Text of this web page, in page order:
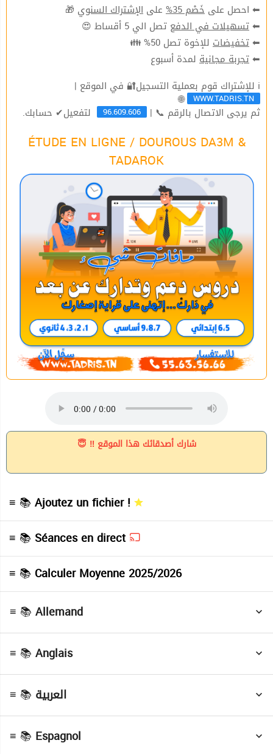
⬅ احصل على خَصْم 35% على الإشتراك السنوي 🎁
⬅تسهيلات في الدفع تصل الي 5 أقساط 😍
⬅تخفيضات للإخوة تصل 50% 👪
⬅تجربة مجانية لمدة أسبوع
ℹ للإشتراك قوم بعملية التسجيل🔐 في الموقع |
WWW.TADRIS.TN
🌐
ثم يرجى الاتصال بالرقم 📞 | 96.609.606 لتفعيل✔ حسابك.
ÉTUDE EN LIGNE / DOUROUS DA3M &
TADAROK
شارك أصدقائك هذا الموقع ‼ 😇
≡ 📚 Ajoutez un fichier !
≡ 📚 Séances en direct
≡ 📚 Calculer Moyenne 2025/2026
≡ 📚 Allemand
Cours( Allemand )
Devoirs( Allemand )
Séries( Allemand )
≡ 📚 Anglais
Devoirs( Anglais )
≡ 📚 العربية
Cours
( العربية )
Devoirs
≡ 📚 Espagnol
Devoirs( Espagnol )